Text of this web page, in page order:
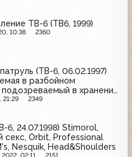
ТВ-6 (ТВ6, 1999)
10:38 2360
(ТВ-6, 06.02.1997)
в разбойном
подозреваемый в хранении
убийство на 8-й улице
21:29 2349
6, 24.07.1998) Stimorol,
секс, Orbit, Professional
Nesquik, Head&Shoulders